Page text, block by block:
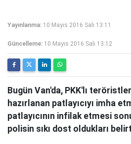
Yayınlanma: 10 Mayıs 2016 Salı 13:11
Güncelleme: 10 Mayıs 2016 Salı 13:12
Bugün Van'da, PKK'lı
hazırlanan patlayıcıyı imha
patlayıcının infilak etmesi
polisin sıkı dost oldukları